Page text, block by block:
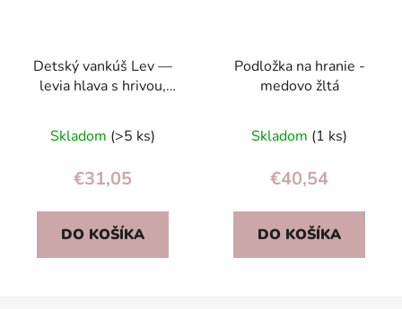
Detský vankúš Lev —
levia hlava s hrivou,
snom
Skladom (>5 ks)
€31,05
DO KOŠÍKA
Podložka na hranie -
medovo žltá
Skladom (1 ks)
€40,54
DO KOŠÍKA